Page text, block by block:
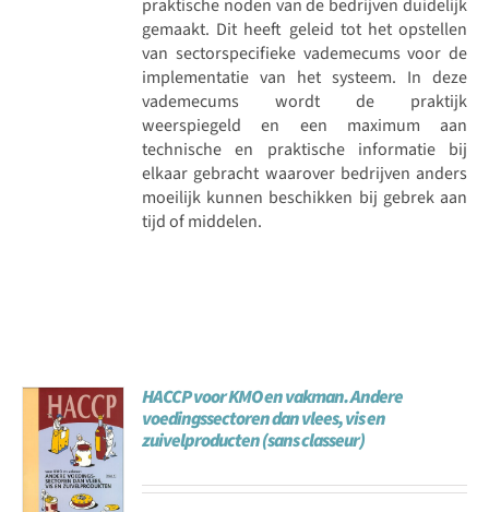
praktische noden van de bedrijven duidelijk
gemaakt. Dit heeft geleid tot het opstellen
van sectorspecifieke vademecums voor de
implementatie van het systeem. In deze
vademecums wordt de praktijk
weerspiegeld en een maximum aan
technische en praktische informatie bij
elkaar gebracht waarover bedrijven anders
moeilijk kunnen beschikken bij gebrek aan
tijd of middelen.
HACCP voor KMO en vakman. Andere
voedingssectoren dan vlees, vis en
zuivelproducten (sans classeur)